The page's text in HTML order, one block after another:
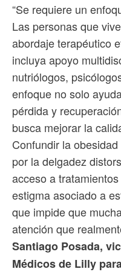
“Se requiere un
Las personas que
abordaje terapéutico
incluya apoyo
nutriólogos,
enfoque no solo
pérdida y
busca mejorar la
Confundir la
por la delgadez
acceso a
estigma asociado a
que impide que
atención que
Santiago Posada,
Médicos de Lilly